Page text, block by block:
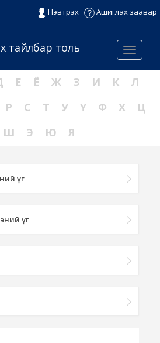
Нэвтрэх Ашиглах заавар
Menu
тайлбар толь
Е Ё Ж З И К
Л
Р С Т У Ү Ф Х
Ц
Ш Э Ю Я
үг
үг